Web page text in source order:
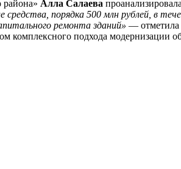
Алла Салаева
средства, порядка 500 млн рублей, в
ремонта зданий» — отметила
комплексного подхода модернизации